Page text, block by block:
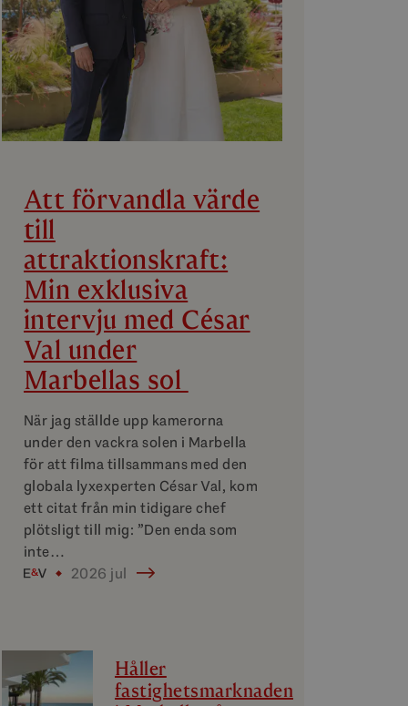
Att förvandla värde
till
attraktionskraft:
Min exklusiva
intervju med César
Val under
Marbellas sol
När jag ställde upp kamerorna
under den vackra solen i Marbella
för att filma tillsammans med den
globala lyxexperten César Val, kom
ett citat från min tidigare chef
plötsligt till mig: ”Den enda som
inte…
2026 jul
Håller
fastighetsmarknaden